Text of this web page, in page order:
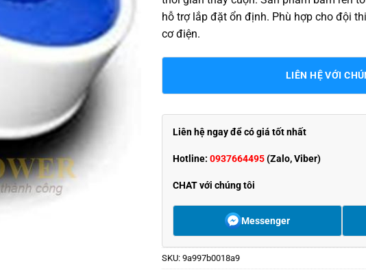
hỗ trợ lắp đặt ổn định. Phù hợp cho đội
cơ điện.
LIÊN HỆ VỚI
Liên hệ ngay để có giá tốt nhất
Hotline: 0937664495(Zalo, Viber)
CHAT với chúng tôi
Messenger
SKU: 9a997b0018a9